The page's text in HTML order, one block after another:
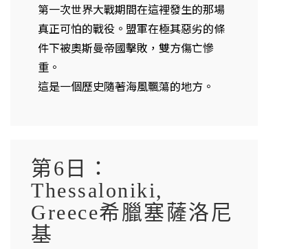
第一次世界大戰期間在這裡發生的那場
真正可怕的戰役。盟軍在極其惡劣的條
件下被奧斯曼帝國擊敗，雙方傷亡慘
重。
這是一個歷史隨著海風飄蕩的地方。
第6日：
Thessaloniki,
Greece希臘塞薩洛尼
基